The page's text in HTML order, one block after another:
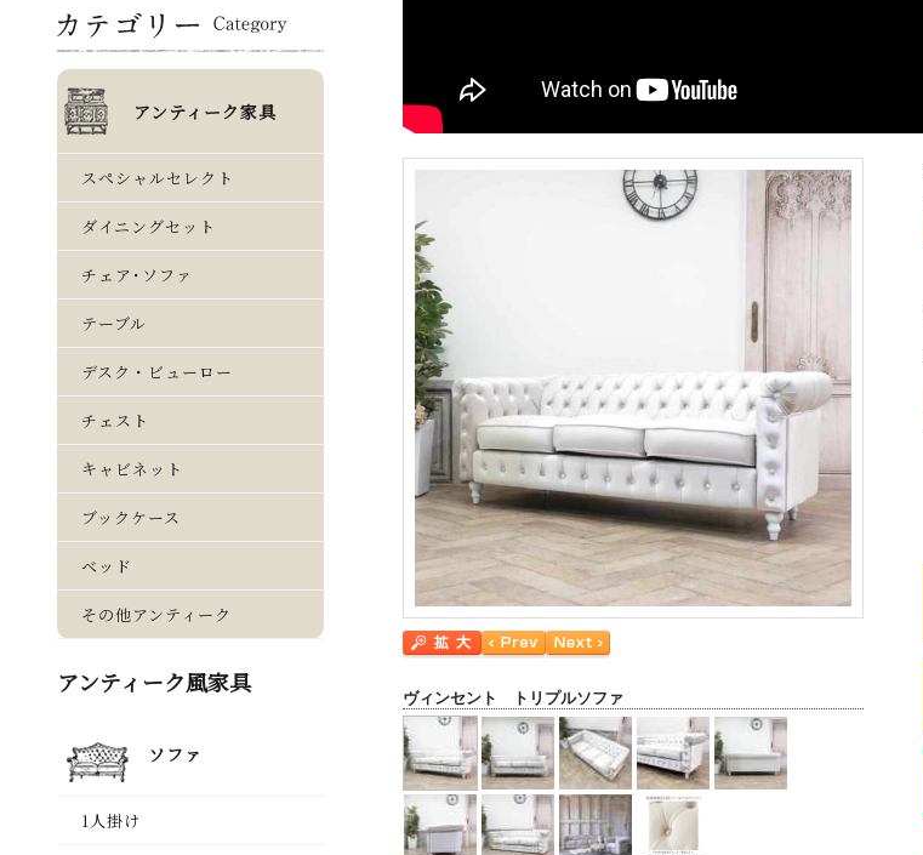
ヴィンセント トリプルソファ